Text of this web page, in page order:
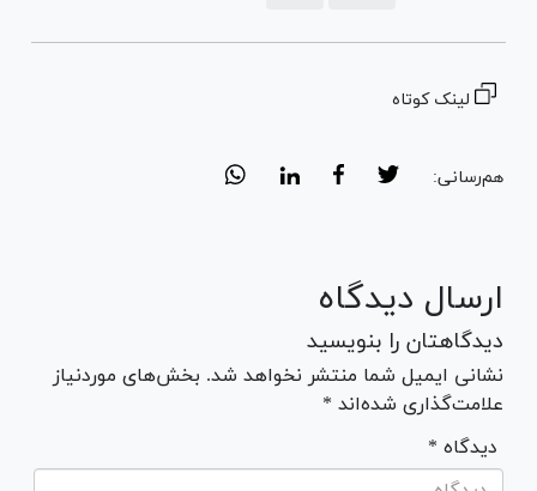
لینک کوتاه
هم‌رسانی:
ارسال دیدگاه
دیدگاهتان را بنویسید
نشانی ایمیل شما منتشر نخواهد شد. بخش‌های موردنیاز
علامت‌گذاری شده‌اند *
* دیدگاه